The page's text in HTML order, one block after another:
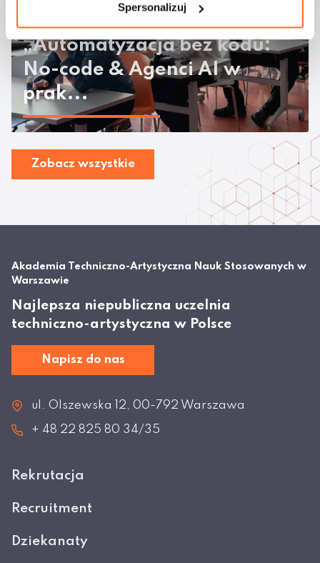
Spersonalizuj
„Automatyzacja bez kodu:
No-code & Agenci AI w
prak...
Zobacz wszystkie
Akademia Techniczno-Artystyczna Nauk Stosowanych w
Warszawie
Najlepsza niepubliczna uczelnia
techniczno-artystyczna w Polsce
Napisz do nas
ul. Olszewska 12, 00-792 Warszawa
+ 48 22 825 80 34/35
Rekrutacja
Recruitment
Dziekanaty